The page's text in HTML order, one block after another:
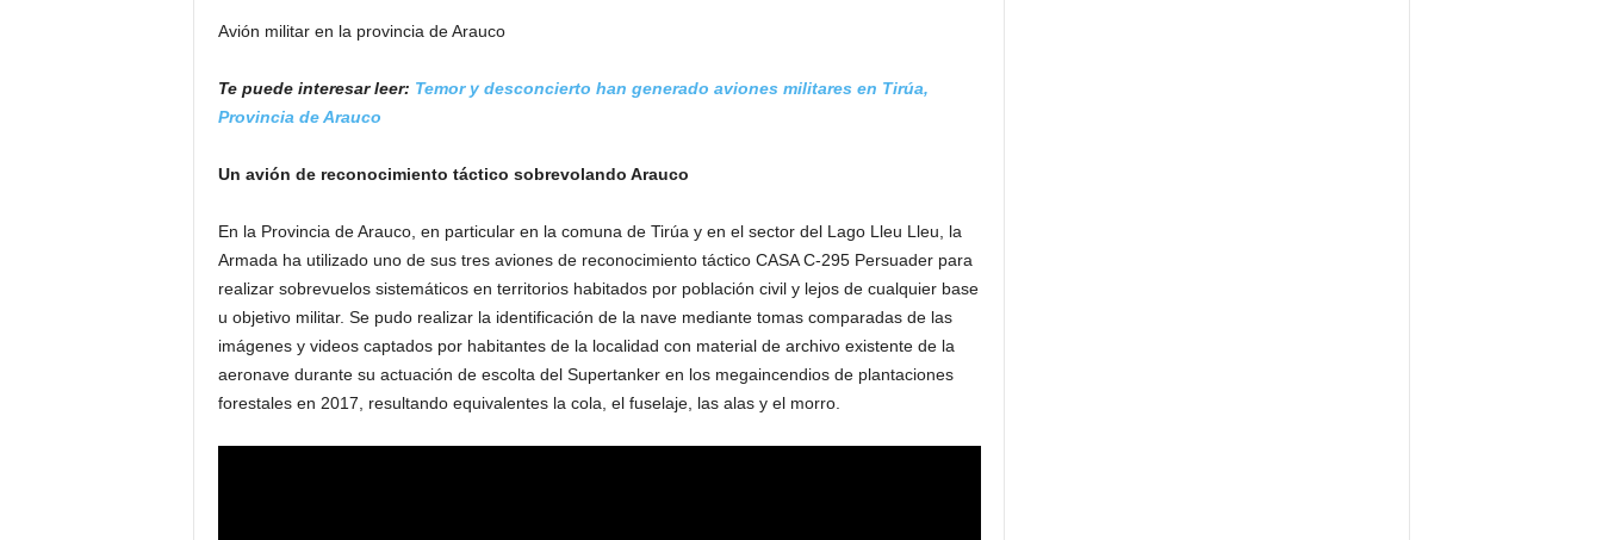
Avión militar en la provincia de Arauco
Te puede interesar leer: Temor y desconcierto han generado aviones militares en Tirúa,
Provincia de Arauco
Un avión de reconocimiento táctico sobrevolando Arauco
En la Provincia de Arauco, en particular en la comuna de Tirúa y en el sector del Lago Lleu Lleu, la
Armada ha utilizado uno de sus tres aviones de reconocimiento táctico CASA C-295 Persuader para
realizar sobrevuelos sistemáticos en territorios habitados por población civil y lejos de cualquier base
u objetivo militar. Se pudo realizar la identificación de la nave mediante tomas comparadas de las
imágenes y videos captados por habitantes de la localidad con material de archivo existente de la
aeronave durante su actuación de escolta del Supertanker en los megaincendios de plantaciones
forestales en 2017, resultando equivalentes la cola, el fuselaje, las alas y el morro.